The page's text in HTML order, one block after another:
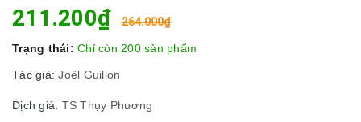
211.200₫ 264.000₫
Trạng thái: Chỉ còn 200 sản phẩm
Tác giả:Joël Guillon
Dịch giả: TS Thụy Phương